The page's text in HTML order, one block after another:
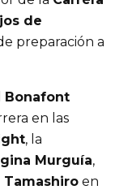
de
preparación a
Bonafont
en las
, la
Murguía,
Tamashiro en